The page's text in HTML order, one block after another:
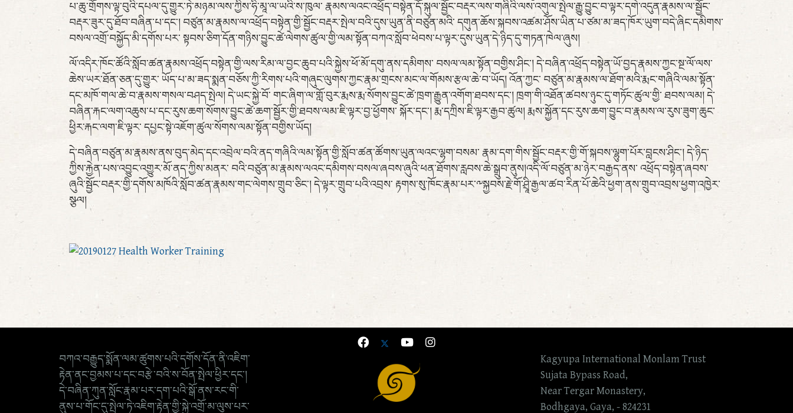
པ་ཆུ་གྲོགས་ལྟ་བུའི་དཔལ་དུ་གྱུར་ཏེ་མཉམ་ལས་ཀྱིས་ཧི་མཱ་ལ་ཡའི་ས་ཁུལ་ རྣམས་ལའང་འཕྲོད་བསྟེན་དོ་སྐུལ་སྦྱོང་བརྡར་ལས་གཞིའི་ལས་འགུལ་སྤེལ་རྒྱུ་བྱུང་བ་ལྟར་དགེ་འདུན་རྣམས་ལ་སྦྱོང་
བརྡར་ཟུར་དུ་ཐོབ་བཞིན་པ་དང་། བཙུན་མ་རྣམས་ལ་འཕྲོད་བསྟེན་གྱི་སྦྱོང་བརྡར་སྤེལ་བའི་དུས་ཡུན་ནི་བཙུན་མའི་ དགུན་ཆོས་སྐབས་འཚམ་ཤོས་ཡིན་པ་ཙམ་མ་ཟད་ཁོར་ཡུག་བདེ་ཞིང་དམིགས་
བསལ་འགྲོ་བསྐྱོད་མི་དགོས་པར་ སྟབས་ཅིག་དོན་གཉིས་བྱུང་ཚེ་ལེགས་ཚུལ་གྱི་ལམ་སྟོན་བཀའ་སློབ་ཕེབས་པ་ལྟར་དུས་ཡུན་དེ་ཉིད་དུ་གཏན་ཁེལ་ཞུས།
ལོ་འདིར་ཁོང་ཚོའི་སློབ་ཚན་རྣམས་འཕྲོད་བསྟེན་གྱི་ལས་རིམ་ལ་བྱང་ཆུབ་པའི་སྐྱེས་ཕོ་མོ་དགུ་ནས་དམིགས་ བསལ་ལམ་སྟོན་བགྱིས་ཤིང་། དེ་བཞིན་འཕྲོད་བསྟེན་ཡོ་བྱད་རྣམས་ཀྱང་སྔ་ལོ་ལས་
ཆེས་ཡར་ཐོན་ཅན་དུ་གྱུར་ ཡོད་པ་མ་ཟད་སྨན་བཅོས་ཀྱི་རིགས་པའི་གཞུང་ལུགས་ཀྱང་རྣམ་གྲངས་མང་ལ་གོམས་རྩལ་ཆེ་བ་ཡོད། འོན་ཀྱང་ བཙུན་མ་རྣམས་ལ་ཐོག་མའི་རྨང་གཞིའི་ལམ་སྟོན་
དང་མཁོ་གལ་ཆེ་བ་རྣམས་གསལ་བཤད་སྤེལ། དེ་ཡང་སྐྱེ་བོ་ གང་ཞིག་ལ་གློ་བུར་རྨས་རྨ་སོགས་བྱུང་ཚེ་ཁྲག་རྒྱུན་འགོག་ཐབས་དང་། ཁྲག་གི་འཐོན་ཚབས་ཉུང་དུ་གཏོང་ཚུལ་གྱི་ ཐབས་ལམ། དེ་
བཞིན་རྐང་ལག་འཆུས་པ་དང་རུས་ཆག་སོགས་བྱུང་ཚེ་ཆག་སྦྱོར་གྱི་ཐབས་ལམ་ཇི་ལྟར་བྱ་ཕྱོགས་ སྐོར་དང་། རྨ་དཀྲིས་ཇི་ལྟར་རྒྱབ་ཚུལ། རྨས་སྐྱོན་དང་རུས་ཆག་བྱུང་བ་རྣམས་ལ་རུས་ཟུག་ཆུང་
ཕྱིར་རྐང་ལག་ཇི་ལྟར་ དཔྱང་སྟེ་འཇོག་ཚུལ་སོགས་ལམ་སྟོན་བགྱིས་ཡོད།
དེ་བཞིན་བཙུན་མ་རྣམས་ནས་བུད་མེད་དང་འབྲེལ་བའི་ནད་གཞིའི་ལམ་སྟོན་གྱི་སློབ་ཚན་ཚོགས་ཡུན་ལའང་ལྷག་བསམ་ རྣམ་དག་གིས་སྦྱོང་བརྡར་གྱི་གོ་སྐབས་ལྷུག་པོར་བླངས་ཤིང་། དེ་ཉིད་
ཀྱིས་རྐྱེན་པས་འབྱུང་འགྱུར་མོ་ནད་ཀྱིས་མནར་ བའི་བཙུན་མ་རྣམས་ལའང་དམིགས་བསལ་ཞབས་ཞུའི་ཕན་ཐོགས་རླབས་ཆེ་སྒྲུབ་ནུས།འདི་ལོ་བཙུན་མ་ཉེར་བརྒྱད་ནས་ འཕྲོད་བསྟེན་ཞབས་
ཞུའི་སྦྱོང་བརྡར་གྱི་དགོས་མཁོའི་སློབ་ཚན་རྣམས་གང་ལེགས་གྲུབ་ཅིང་། དེ་ལྟར་གྲུབ་པའི་འབྲས་ རྟགས་སུ་ཁོང་རྣམ་པར་༸སྐྱབས་རྗེ་གོ་ཤྲཱི་རྒྱལ་ཚབ་རིན་པོ་ཆེའི་ཕྱག་ནས་གྲུབ་འབྲས་ཕྱག་འཁྱེར་
སྩལ།
བཀའ་བརྒྱུད་སྨོན་ལམ་ཚུགས་པའི་དགོས་དོན་ནི་འཇིག་
རྟེན་ནང་བྱམས་པ་དང་བརྩེ་བའི་ས་བོན་སྤེལ་ཕྱིར་དང་།
དེ་བཞིན་ཀུན་སློང་རྣམ་པར་དག་པའི་སྒོ་ནས་རང་གི་
ནུས་པ་གོང་དུ་སྤེལ་ཏེ་འཇིག་རྟེན་གྱི་སྐྱེ་འགྲོ་མ་ལུས་པར་
Kagyupa International Monlam Trust
Sujata Bypass Road,
Near Tergar Monastery,
Bodhgaya, Gaya, - 824231